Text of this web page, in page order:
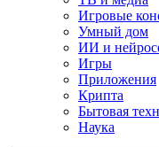
Игровые
Умный дом
ИИ и
Игры
Приложения
Крипта
Бытовая
Наука